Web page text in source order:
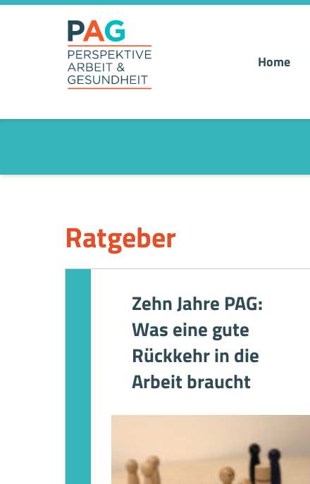
PAG –
Anlaufstelle für Beschäftigte und Betriebe
Home
Ratgeber
Zehn Jahre PAG:
Was eine gute
Rückkehr in die
Arbeit braucht